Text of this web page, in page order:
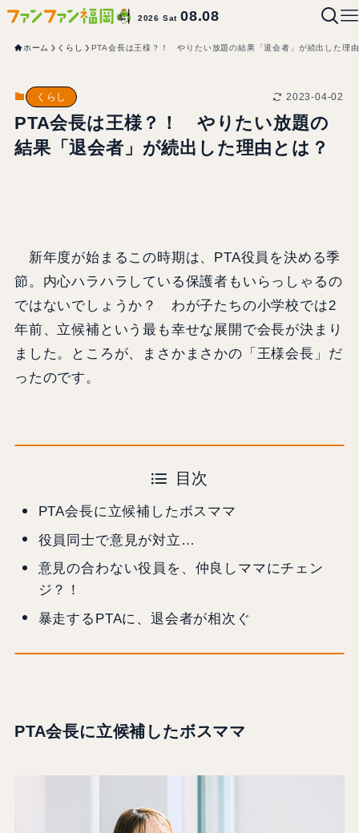
2026 Sat08.08
ホーム くらし PTA会長は王様？！ やりたい放題の結果「退会者」が続出した理
くらし 2023-04-02
PTA会長は王様？！ やりたい放題の
結果「退会者」が続出した理由とは？
新年度が始まるこの時期は、PTA役員を決める季
節。内心ハラハラしている保護者もいらっしゃるの
ではないでしょうか？ わが子たちの小学校では2
年前、立候補という最も幸せな展開で会長が決まり
ました。ところが、まさかまさかの「王様会長」だ
ったのです。
目次
PTA会長に立候補したボスママ
役員同士で意見が対立…
意見の合わない役員を、仲良しママにチェン
ジ？！
暴走するPTAに、退会者が相次ぐ
PTA会長に立候補したボスママ